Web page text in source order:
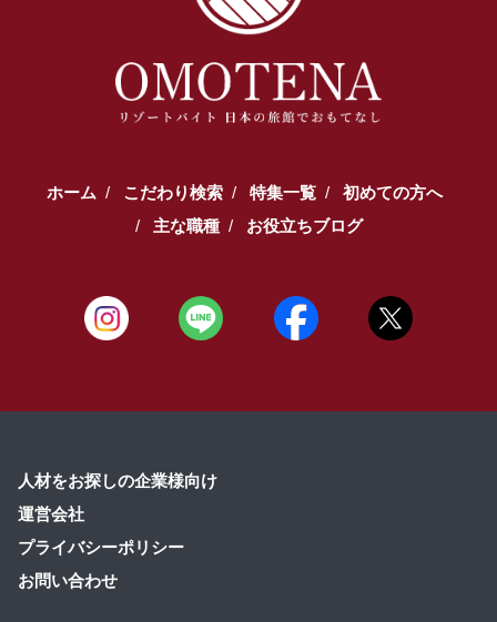
ホーム こだわり検索 特集一覧
初めての方へ
主な職種
お役立ちブログ
人材をお探しの企業様向け
運営会社
プライバシーポリシー
お問い合わせ